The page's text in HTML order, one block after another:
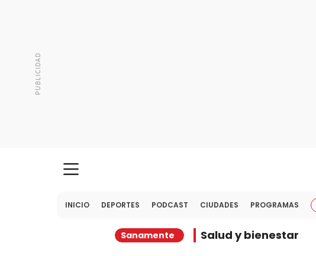
INICIO DEPORTES PODCAST CIUDADES PROGRAMAS
Sanamente Salud y bienestar